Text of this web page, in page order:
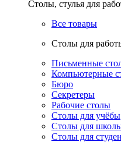
Столы, стулья для
Все товары
Столы для
Письменные
Компьютерные
Бюро
Секретеры
Рабочие столы
Столы для учёбы
Столы для
Столы для